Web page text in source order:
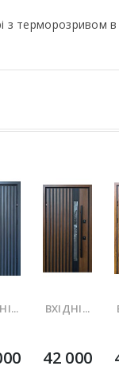
з терморозривом
ВХІДНІ...
42 000